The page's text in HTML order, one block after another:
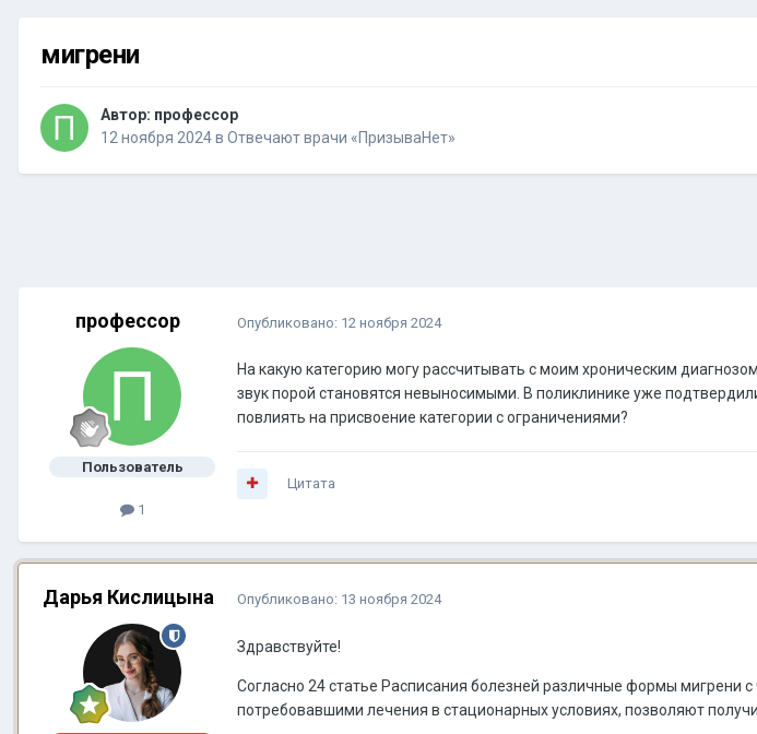
мигрени
Автор: профессор
12 ноября 2024в Отвечают врачи «ПризываНет»
профессор
Пользователь
1
Опубликовано: 12 ноября 2024
На какую категорию могу рассчитывать с моим хроническим
звук порой становятся невыносимыми. В поликлинике уже
повлиять на присвоение категории с ограничениями?
Цитата
Дарья Кислицына Опубликовано: 13 ноября 2024
Здравствуйте!
Согласно 24 статье Расписания болезней различные формы мигрени
потребовавшими лечения в стационарных условиях, позволяют